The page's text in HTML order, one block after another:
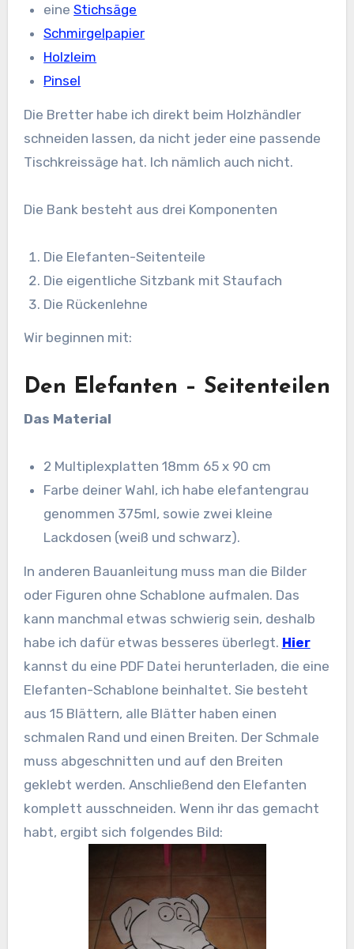
eineStichsäge
Schmirgelpapier
Holzleim
Pinsel
Die Bretter habe ich direkt beim Holzhändler
schneiden lassen, da nicht jeder eine passende
Tischkreissäge hat. Ich nämlich auch nicht.
Die Bank besteht aus drei Komponenten
Die Elefanten-Seitenteile
Die eigentliche Sitzbank mit Staufach
Die Rückenlehne
Wir beginnen mit:
Den Elefanten – Seitenteilen
Das Material
2 Multiplexplatten 18mm 65 x 90 cm
Farbe deiner Wahl, ich habe elefantengrau
genommen 375ml, sowie zwei kleine
Lackdosen (weiß und schwarz).
In anderen Bauanleitung muss man die Bilder
oder Figuren ohne Schablone aufmalen. Das
kann manchmal etwas schwierig sein, deshalb
habe ich dafür etwas besseres überlegt. Hier
kannst du eine PDF Datei herunterladen, die eine
Elefanten-Schablone beinhaltet. Sie besteht
aus 15 Blättern, alle Blätter haben einen
schmalen Rand und einen Breiten. Der Schmale
muss abgeschnitten und auf den Breiten
geklebt werden. Anschließend den Elefanten
komplett ausschneiden. Wenn ihr das gemacht
habt, ergibt sich folgendes Bild: